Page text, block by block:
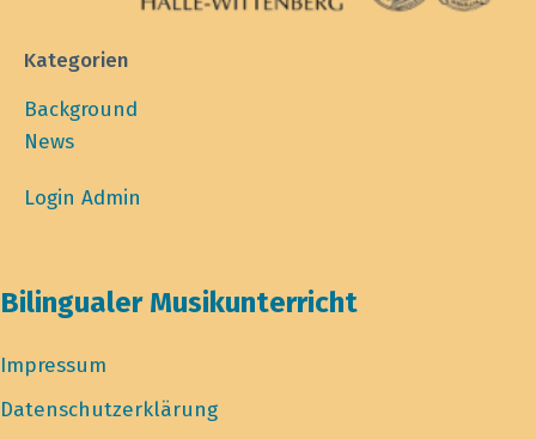
Kategorien
Background
News
Login Admin
Bilingualer Musikunterricht
Impressum
Datenschutzerklärung